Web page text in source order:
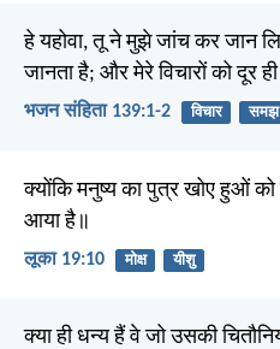
हे यहोवा, तू ने मुझे जांच कर जान
जानता है; और मेरे विचारों को दूर
भजन संहिता 139:1-2 विचार समझ
क्योंकि मनुष्य का पुत्र खोए हुओं
आया है॥
लूका 19:10 मोक्ष यीशु
क्या ही धन्य हैं वे जो उसकी